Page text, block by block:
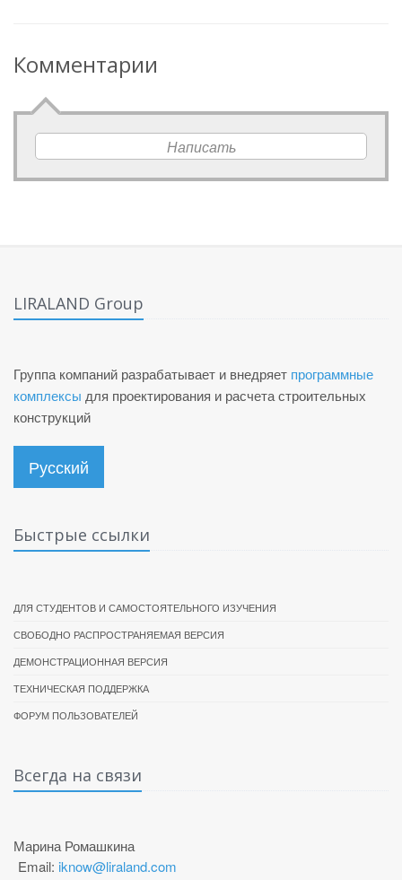
Комментарии
Написать
LIRALAND Group
Группа компаний разрабатывает и внедряет программные
комплексы для проектирования и расчета строительных
конструкций
Русский
Быстрые ссылки
ДЛЯ СТУДЕНТОВ И САМОСТОЯТЕЛЬНОГО ИЗУЧЕНИЯ
СВОБОДНО РАСПРОСТРАНЯЕМАЯ ВЕРСИЯ
ДЕМОНСТРАЦИОННАЯ ВЕРСИЯ
ТЕХНИЧЕСКАЯ ПОДДЕРЖКА
ФОРУМ ПОЛЬЗОВАТЕЛЕЙ
Всегда на связи
Марина Ромашкина
Email: iknow@liraland.com